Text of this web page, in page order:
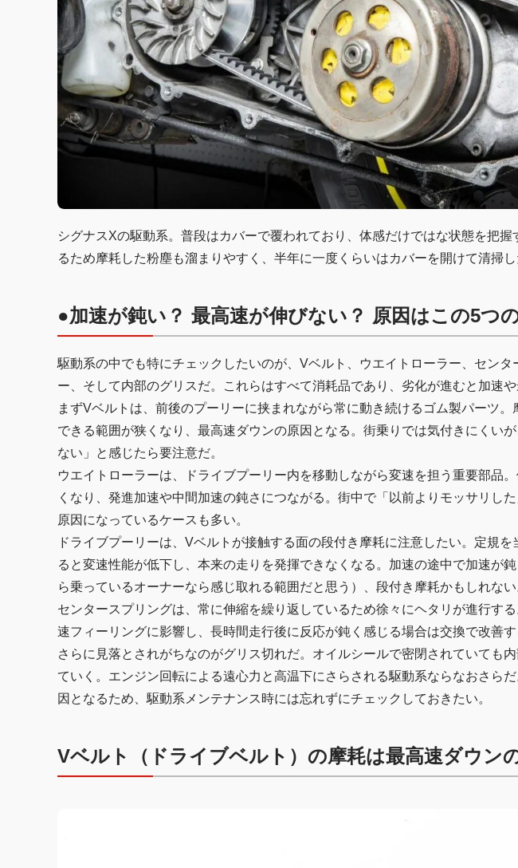
シグナスXの駆動系。普段はカバーで覆われており、体感だけではな状態を把
るため摩耗した粉塵も溜まりやすく、半年に一度くらいはカバーを開けて清掃し
●加速が鈍い？ 最高速が伸びない？ 原因はこの5つ
駆動系の中でも特にチェックしたいのが、Vベルト、ウエイトローラー、センタ
ー、そして内部のグリスだ。これらはすべて消耗品であり、劣化が進むと加速
まずVベルトは、前後のプーリーに挟まれながら常に動き続けるゴム製パーツ
できる範囲が狭くなり、最高速ダウンの原因となる。街乗りでは気付きにくい
ない」と感じたら要注意だ。
ウエイトローラーは、ドライブプーリー内を移動しながら変速を担う重要部品
くなり、発進加速や中間加速の鈍さにつながる。街中で「以前よりモッサリし
原因になっているケースも多い。
ドライブプーリーは、Vベルトが接触する面の段付き摩耗に注意したい。定規
ると変速性能が低下し、本来の走りを発揮できなくなる。加速の途中で加速が
ら乗っているオーナーなら感じ取れる範囲だと思う）、段付き摩耗かもしれない
センタースプリングは、常に伸縮を繰り返しているため徐々にヘタリが進行す
速フィーリングに影響し、長時間走行後に反応が鈍く感じる場合は交換で改善す
さらに見落とされがちなのがグリス切れだ。オイルシールで密閉されていても
ていく。エンジン回転による遠心力と高温下にさらされる駆動系ならなおさら
因となるため、駆動系メンテナンス時には忘れずにチェックしておきたい。
Vベルト（ドライブベルト）の摩耗は最高速ダウン